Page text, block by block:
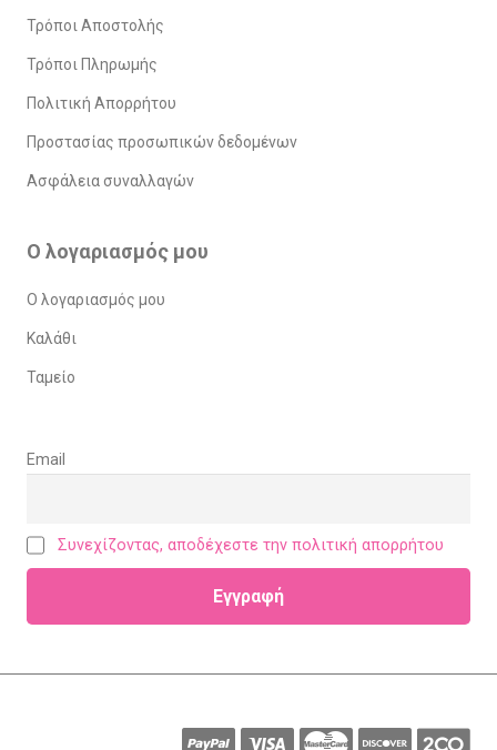
Τρόποι Αποστολής
Τρόποι Πληρωμής
Πολιτική Απορρήτου
Προστασίας προσωπικών δεδομένων
Ασφάλεια συναλλαγών
Ο λογαριασμός μου
Ο λογαριασμός μου
Καλάθι
Ταμείο
Email
Συνεχίζοντας, αποδέχεστε την πολιτική απορρήτου